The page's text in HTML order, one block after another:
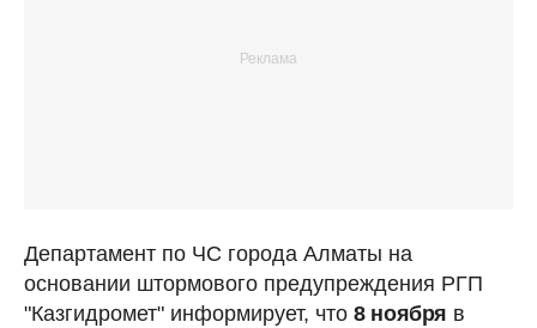
Департамент по ЧС города Алматы на
основании штормового предупреждения РГП
"Казгидромет" информирует, что 8 ноября в